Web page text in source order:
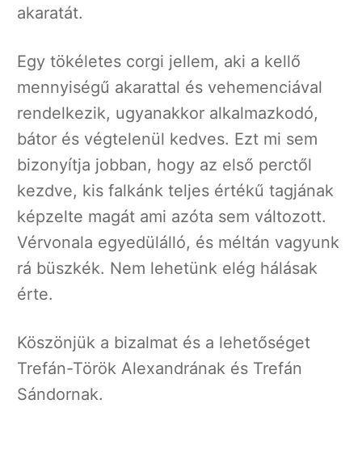
akaratát.
Egy tökéletes corgi jellem, aki a kellő
mennyiségű akarattal és vehemenciával
rendelkezik, ugyanakkor alkalmazkodó,
bátor és végtelenül kedves. Ezt mi sem
bizonyítja jobban, hogy az első perctől
kezdve, kis falkánk teljes értékű tagjának
képzelte magát ami azóta sem változott.
Vérvonala egyedülálló, és méltán vagyunk
rá büszkék. Nem lehetünk elég hálásak
érte.
Köszönjük a bizalmat és a lehetőséget
Trefán-Török Alexandrának és Trefán
Sándornak.